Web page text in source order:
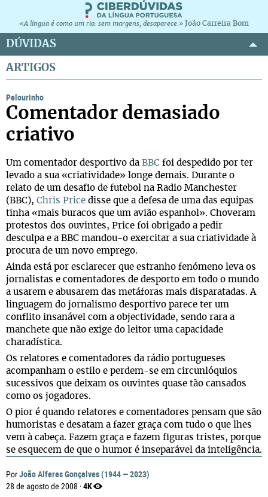
«A língua é como um rio: sem margens, desaparece.» João Carreira Bom
DÚVIDAS
ARTIGOS
PorJoão Alferes Gonçalves (1944 — 2023)
28 de agosto de 2008 ·4K
Pelourinho
Comentador demasiado
criativo
Um comentador desportivo da BBC foi despedido por ter
levado a sua «criatividade» longe demais. Durante o
relato de um desafio de futebol na Radio Manchester
(BBC), Chris Price disse que a defesa de uma das equipas
tinha «mais buracos que um avião espanhol». Choveram
protestos dos ouvintes, Price foi obrigado a pedir
desculpa e a BBC mandou-o exercitar a sua criatividade à
procura de um novo emprego.
Ainda está por esclarecer que estranho fenómeno leva os
jornalistas e comentadores de desporto em todo o mundo
a usarem e abusarem das metáforas mais disparatadas. A
linguagem do jornalismo desportivo parece ter um
conflito insanável com a objectividade, sendo rara a
manchete que não exige do leitor uma capacidade
charadística.
Os relatores e comentadores da rádio portugueses
acompanham o estilo e perdem-se em circunlóquios
sucessivos que deixam os ouvintes quase tão cansados
como os jogadores.
O pior é quando relatores e comentadores pensam que são
humoristas e desatam a fazer graça com tudo o que lhes
vem à cabeça. Fazem graça e fazem figuras tristes, porque
se esquecem de que o humor é inseparável da inteligência.